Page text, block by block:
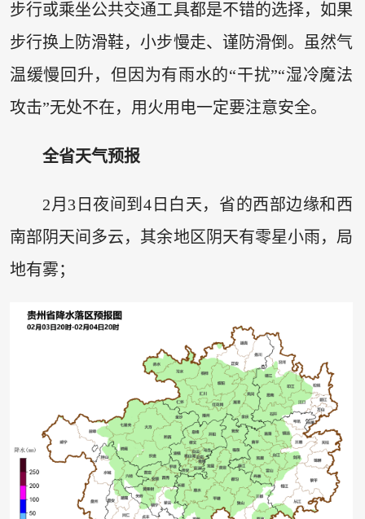
步行或乘坐公共交通工具都是不错的选择，如果
步行换上防滑鞋，小步慢走、谨防滑倒。虽然气
温缓慢回升，但因为有雨水的“干扰”“湿冷魔法
攻击”无处不在，用火用电一定要注意安全。
全省天气预报
2月3日夜间到4日白天，省的西部边缘和西
南部阴天间多云，其余地区阴天有零星小雨，局
地有雾；